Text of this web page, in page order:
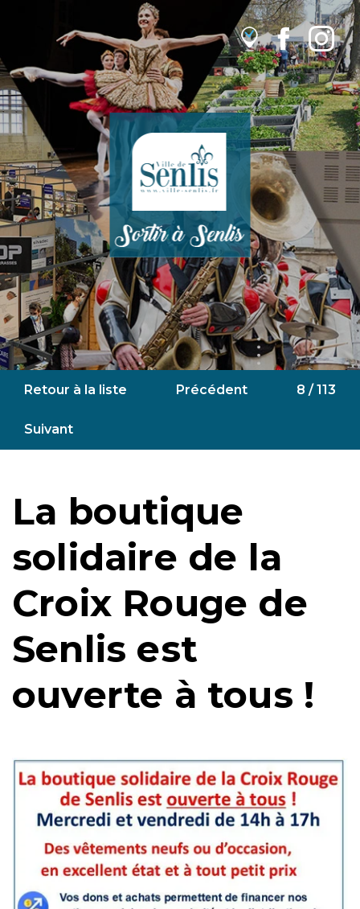
Retour à la liste Précédent 8 / 113
Suivant
La boutique
solidaire de la
Croix Rouge de
Senlis est
ouverte à tous !